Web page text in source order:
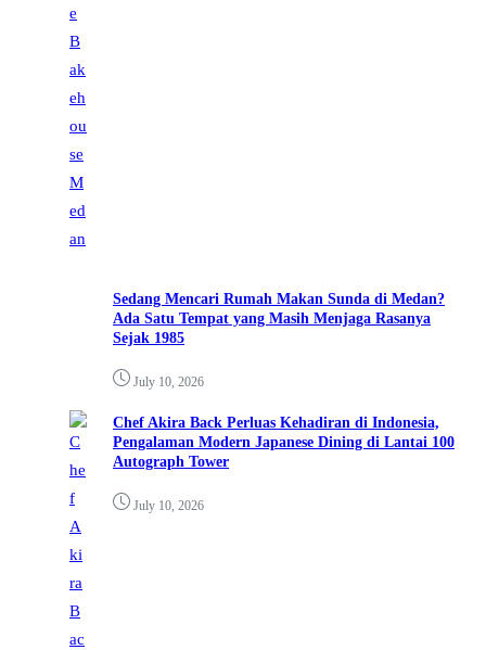
Sedang Mencari Rumah Makan Sunda di Medan?
Ada Satu Tempat yang Masih Menjaga Rasanya
Sejak 1985
July 10, 2026
Chef Akira Back Perluas Kehadiran di Indonesia,
Pengalaman Modern Japanese Dining di Lantai 100
Autograph Tower
July 10, 2026